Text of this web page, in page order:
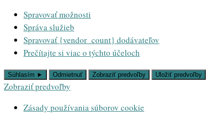
Spravovať možnosti
Správa služieb
Spravovať {vendor_count} dodávateľov
Prečítajte si viac o týchto účeloch
Súhlasím ► Odmietnuť Zobraziť predvoľby Uložiť predvoľby
Zobraziť predvoľby
Zásady používania súborov cookie